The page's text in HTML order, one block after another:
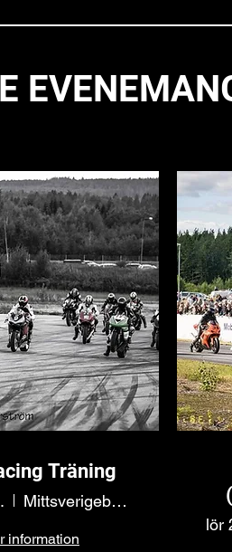
Träning
Mittsverigebanan
information
lör